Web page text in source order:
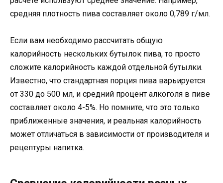
средняя плотность пива составляет около 0,789 г/мл.
Если вам необходимо рассчитать общую
калорийность нескольких бутылок пива, то просто
сложите калорийность каждой отдельной бутылки.
Известно, что стандартная порция пива варьируется
от 330 до 500 мл, и средний процент алкоголя в пиве
составляет около 4-5%. Но помните, что это только
приближенные значения, и реальная калорийность
может отличаться в зависимости от производителя и
рецептуры напитка.